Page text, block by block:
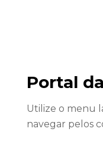
Portal
Utilize o menu
navegar pelos